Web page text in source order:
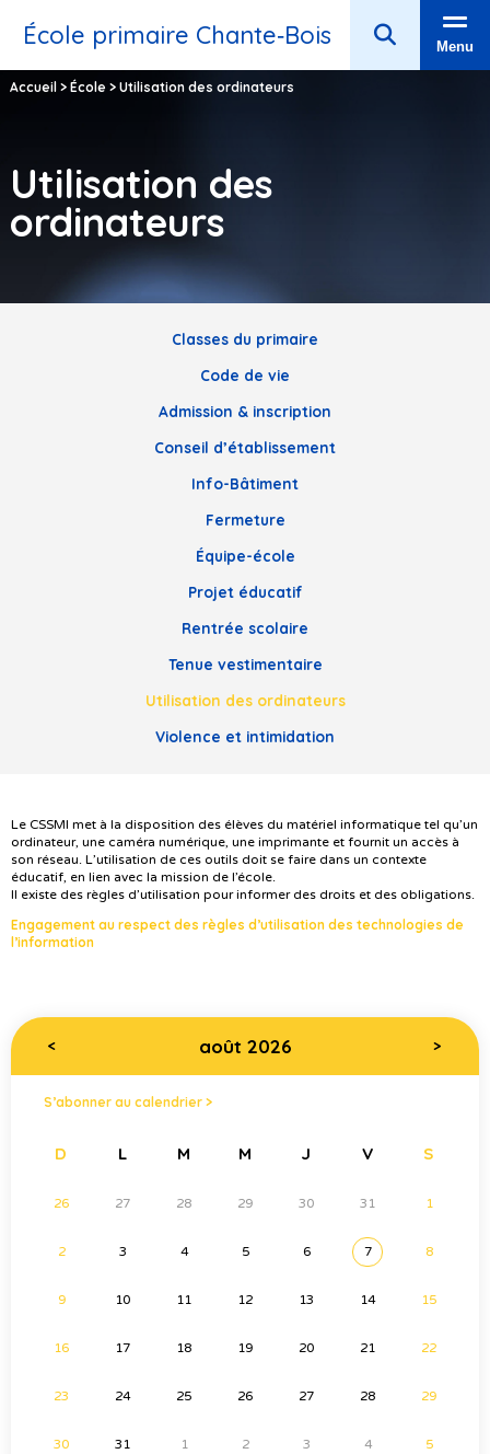
École primaire Chante‑Bois Menu
Accueil> École > Utilisation des ordinateurs
Utilisation des
ordinateurs
Classes du primaire
Code de vie
Admission & inscription
Conseil d’établissement
Info-Bâtiment
Fermeture
Équipe-école
Projet éducatif
Rentrée scolaire
Tenue vestimentaire
Utilisation des ordinateurs
Violence et intimidation
Le CSSMI met à la disposition des élèves du matériel informatique tel qu’un
ordinateur, une caméra numérique, une imprimante et fournit un accès à
son réseau. L’utilisation de ces outils doit se faire dans un contexte
éducatif, en lien avec la mission de l’école.
Il existe des règles d’utilisation pour informer des droits et des obligations.
Engagement au respect des règles d’utilisation des technologies de
l’information
< août 2026 >
S’abonner au calendrier >
D L M M J V S
26 27 28 29 30 31 1
2 3 4 5 6 7 8
9 10 11 12 13 14 15
16 17 18 19 20 21 22
23 24 25 26 27 28 29
30 31 1 2 3 4 5